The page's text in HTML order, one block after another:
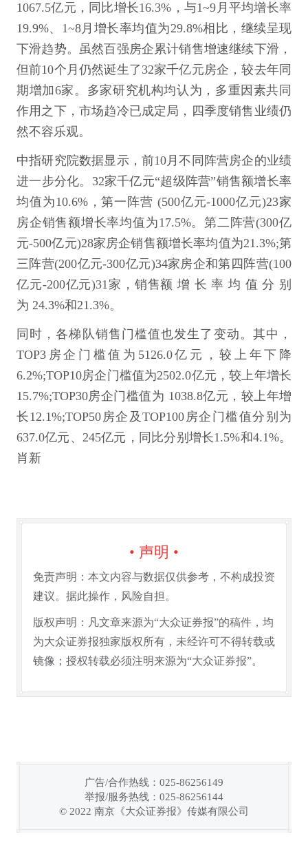
1067.5亿元，同比增长16.3%，与1~9月平均增长率
19.9%、1~8月增长率均值为29.8%相比，继续呈现
下滑趋势。虽然百强房企累计销售增速继续下滑，
但前10个月仍然诞生了32家千亿元房企，较去年同
期增加6家。多家研究机构均认为，多重因素共同
作用之下，市场趋冷已成定局，四季度销售业绩仍
然不容乐观。
中指研究院数据显示，前10月不同阵营房企的业绩
进一步分化。32家千亿元“超级阵营”销售额增长率
均值为10.6%，第一阵营 (500亿元-1000亿元)23家
房企销售额增长率均值为17.5%。第二阵营(300亿
元-500亿元)28家房企销售额增长率均值为21.3%;第
三阵营(200亿元-300亿元)34家房企和第四阵营(100
亿元-200亿元)31家，销售额 增 长 率 均 值 分 别
为 24.3%和21.3%。
同时，各梯队销售门槛值也发生了变动。其中，
TOP3房企门槛值为5126.0亿元，较上年下降
6.2%;TOP10房企门槛值为2502.0亿元，较上年增长
15.7%;TOP30房企门槛值为 1038.8亿元，较上年增
长12.1%;TOP50房企及TOP100房企门槛值分别为
637.0亿元、245亿元，同比分别增长1.5%和4.1%。
肖新
• 声明 •
免责声明：本文内容与数据仅供参考，不构成投资
建议。据此操作，风险自担。
版权声明：凡文章来源为“大众证券报”的稿件，均
为大众证券报独家版权所有，未经许可不得转载或
镜像；授权转载必须注明来源为“大众证券报”。
广告/合作热线：025-86256149
举报/服务热线：025-86256144
© 2022 南京《大众证券报》传媒有限公司
链接复制成功！